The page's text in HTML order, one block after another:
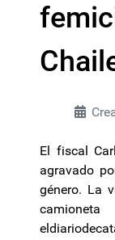
El fiscal
agravado
género. La